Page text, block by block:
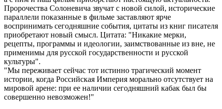
Пророчества Солоневича звучат с новой силой, исторические
параллели показанные в фильме заставляют ярче
воспринимать сегодняшние события, цитаты из книг писателя
приобретают новый смысл. Цитата: "Никакие мерки,
рецепты, программы и идеологии, заимствованные из вне, не
применимы для русской государственности и русской
культуры".
"Мы переживает сейчас тот истинно трагический момент
истории, когда Российская Империя морально отсутствует на
мировой арене: при ее наличии сегодняшний кабак был бы
совершенно невозможен!"